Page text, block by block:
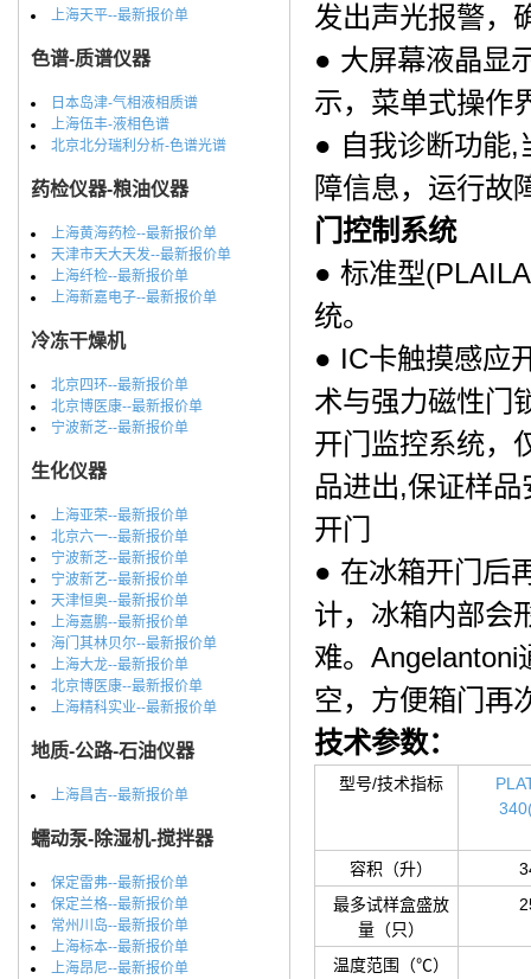
上海天平--最新报价单
色谱-质谱仪器
日本岛津-气相液相质谱
上海伍丰-液相色谱
北京北分瑞利分析-色谱光谱
药检仪器-粮油仪器
上海黄海药检--最新报价单
天津市天大天发--最新报价单
上海纤检--最新报价单
上海新嘉电子--最新报价单
冷冻干燥机
北京四环--最新报价单
北京博医康--最新报价单
宁波新芝--最新报价单
生化仪器
上海亚荣--最新报价单
北京六一--最新报价单
宁波新芝--最新报价单
宁波新艺--最新报价单
天津恒奥--最新报价单
上海嘉鹏--最新报价单
海门其林贝尔--最新报价单
上海大龙--最新报价单
北京博医康--最新报价单
上海精科实业--最新报价单
地质-公路-石油仪器
上海昌吉--最新报价单
蠕动泵-除湿机-搅拌器
保定雷弗--最新报价单
保定兰格--最新报价单
常州川岛--最新报价单
上海标本--最新报价单
上海昂尼--最新报价单
发出声光报警，
● 大屏幕液晶显
示，菜单式操作
● 自我诊断功能,
障信息，运行故
门控制系统
● 标准型
统。
● IC卡触摸感应
术与强力磁性门
开门监控系统，
品进出,保证样
开门
● 在冰箱开门后
计，冰箱内部会
难。
空，方便箱门再
技术参数：
型号/技术指标
容积（升）
最多试样盒盛放
量（只）
温度范围（℃）